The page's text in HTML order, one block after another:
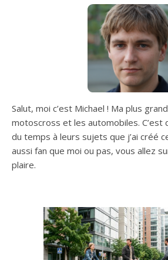
Salut, moi c’est Michael ! Ma plus
motoscross et les automobiles. C’est
du temps à leurs sujets que j’ai créé
aussi fan que moi ou pas, vous allez
plaire.